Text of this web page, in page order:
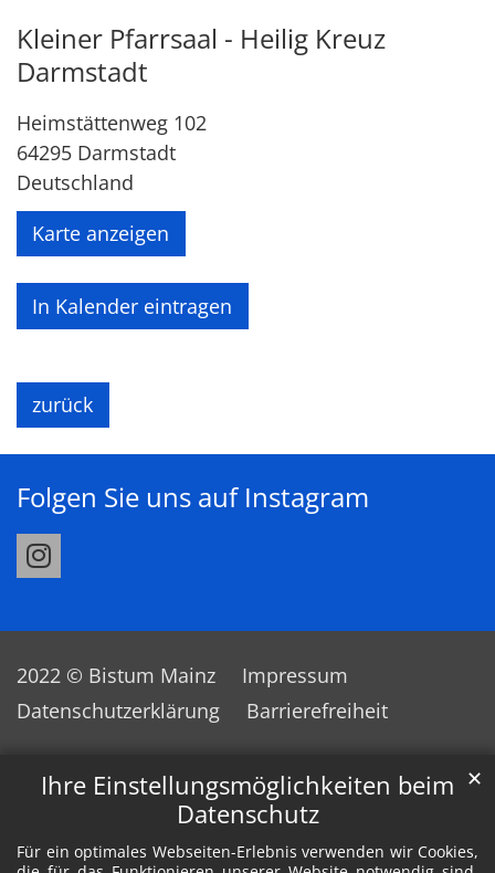
Ihre Einstellungsmöglichkeiten beim
Datenschutz
Für ein optimales Webseiten-Erlebnis verwenden wir Cookies,
✕
Kleiner Pfarrsaal - Heilig Kreuz
Darmstadt
Heimstättenweg 102
64295 Darmstadt
Deutschland
Karte anzeigen
In Kalender eintragen
zurück
Folgen Sie uns auf Instagram
2022 © Bistum Mainz
Impressum
Datenschutzerklärung
Barrierefreiheit